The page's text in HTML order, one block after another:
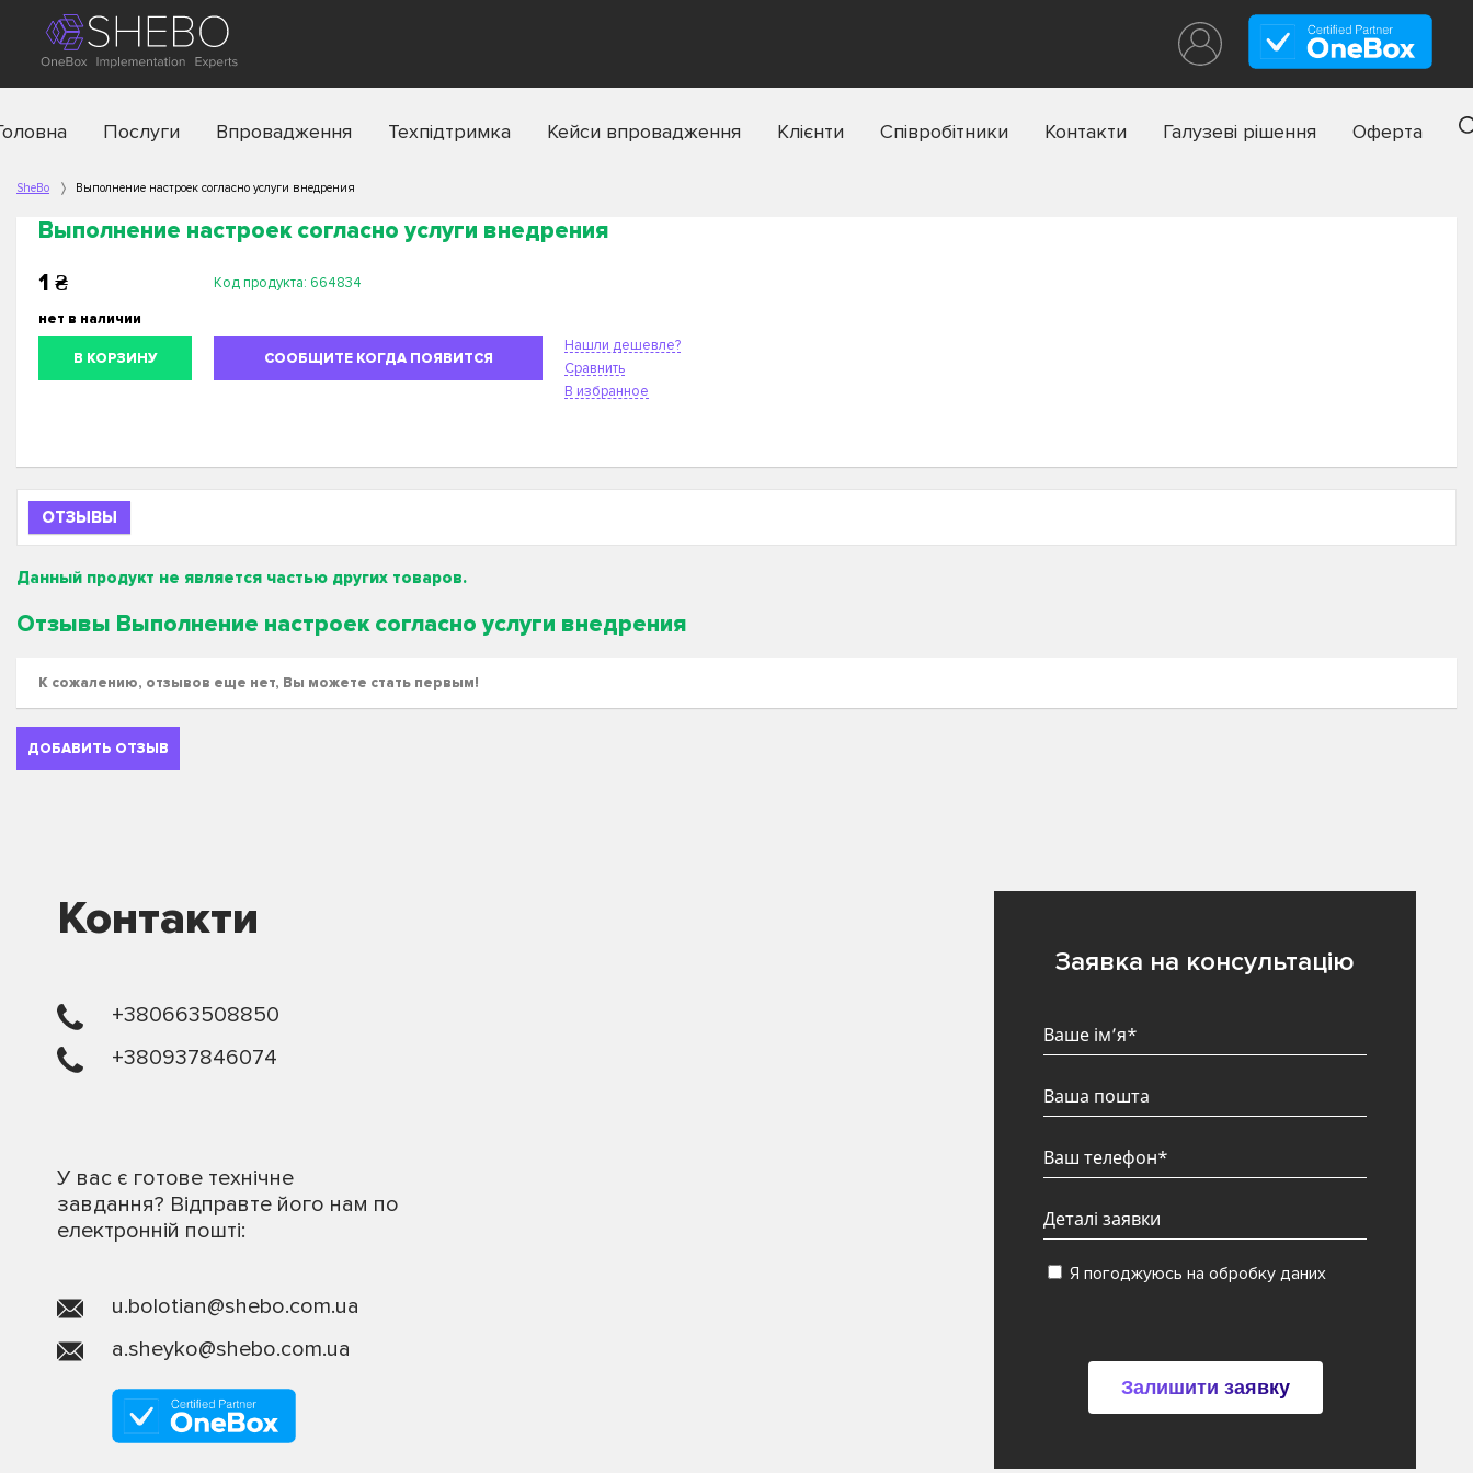
Послуги Впровадження Техпідтримка Кейси впровадження Клієнти Співробітники Контакти Галузеві рішення Оферта
SheBo Выполнение настроек согласно услуги внедрения
Выполнение настроек согласно услуги внедрения
1 ₴ Код продукта: 664834
нет в наличии
В КОРЗИНУ СООБЩИТЕ КОГДА ПОЯВИТСЯ
Нашли дешевле?
Сравнить
В избранное
ОТЗЫВЫ
Данный продукт не является частью других товаров.
Отзывы Выполнение настроек согласно услуги внедрения
К сожалению, отзывов еще нет, Вы можете стать первым!
ДОБАВИТЬ ОТЗЫВ
Контакти
+380663508850
+380937846074
У вас є готове технічне
завдання? Відправте його нам по
електронній пошті:
u.bolotian@shebo.com.ua
a.sheyko@shebo.com.ua
Заявка на консультацію
Я погоджуюсь на обробку даних
Залишити заявку